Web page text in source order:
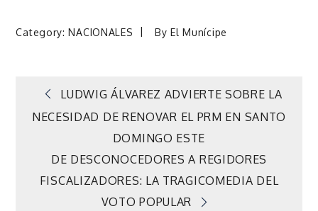
Category:NACIONALES ByEl Munícipe
Navegación
entradas
LUDWIG ÁLVAREZ ADVIERTE SOBRE LA
NECESIDAD DE RENOVAR EL PRM EN SANTO
DOMINGO ESTE
DE DESCONOCEDORES A REGIDORES
FISCALIZADORES: LA TRAGICOMEDIA DEL
VOTO POPULAR